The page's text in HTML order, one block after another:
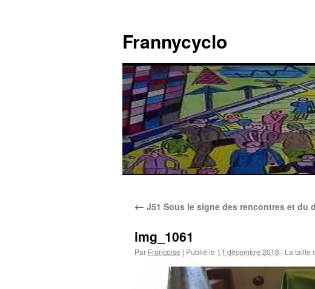
contenu
Frannycyclo
← J51 Sous le signe des rencontres et du
img_1061
Par Francoise | Publié le 11 décembre 2016 | La taille